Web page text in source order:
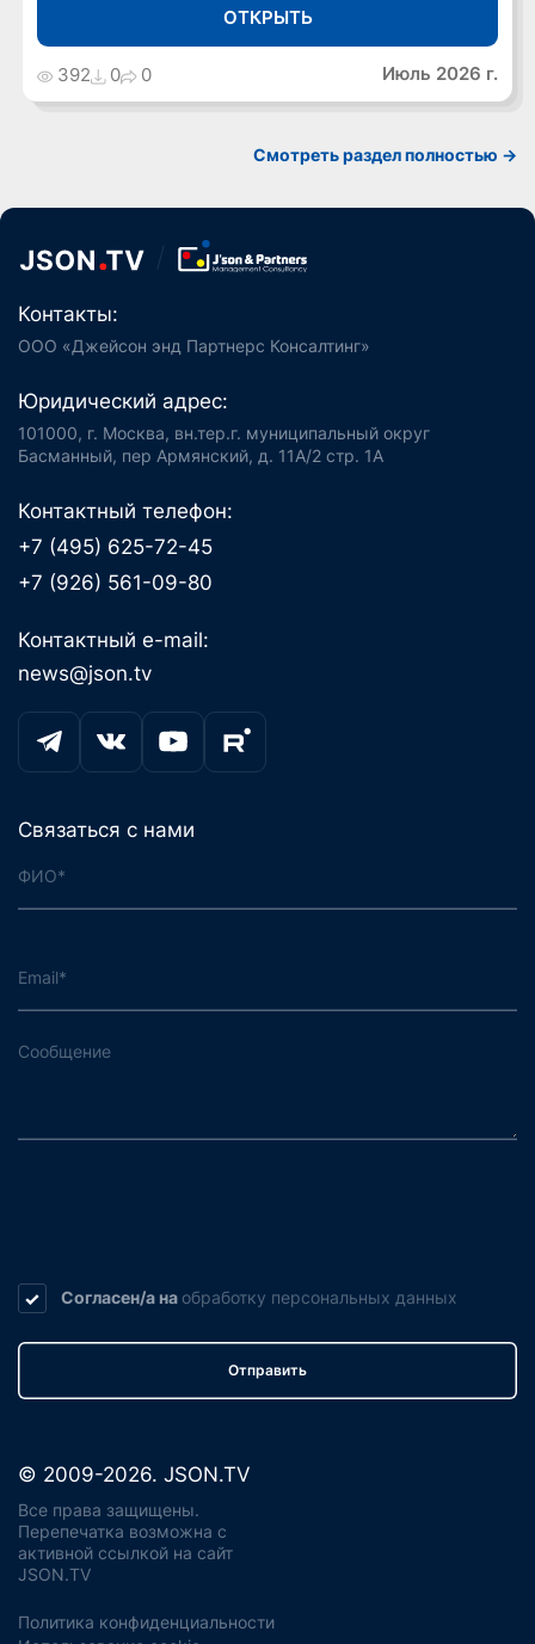
ОТКРЫТЬ
392 0 0 Июль 2026 г.
Cмотреть раздел полностью ->
Контакты:
ООО «Джейсон энд Партнерс Консалтинг»
Юридический адрес:
101000, г. Москва, вн.тер.г. муниципальный округ
Басманный, пер Армянский, д. 11А/2 стр. 1А
Контактный телефон:
+7 (495) 625-72-45
+7 (926) 561-09-80
Контактный e-mail:
news@json.tv
Связаться с нами
Согласен/а на обработку персональных данных
Отправить
© 2009-2026. JSON.TV
Все права защищены.
Перепечатка возможна с
активной ссылкой на сайт
JSON.TV
Политика конфиденциальности